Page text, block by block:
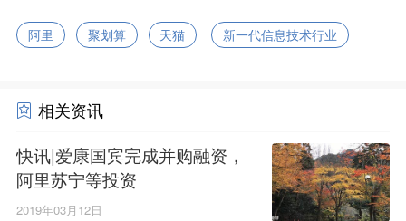
阿里 聚划算 天猫 新一代信息技术行业
相关资讯
快讯|爱康国宾完成并购融资，
阿里苏宁等投资
2019年03月12日